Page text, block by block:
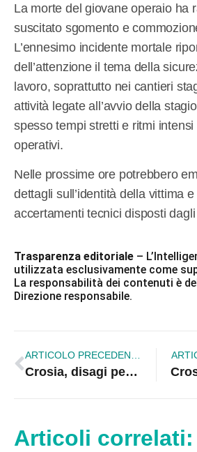
La morte del giovane operaio ha
suscitato sgomento e
L’ennesimo incidente mortale
dell’attenzione il tema della
lavoro, soprattutto nei cantieri
attività legate all’avvio della
spesso tempi stretti e ritmi
operativi.
Nelle prossime ore potrebbero
dettagli sull’identità della vittima
accertamenti tecnici disposti
Trasparenza editoriale –
utilizzata esclusivamente come
La responsabilità dei contenuti è
Direzione responsabile.
ARTICOLO PRECEDENTE
Crosia, disagi per i lavori al sottopasso ferroviario: presentata mozione urgente
Articoli correlati: